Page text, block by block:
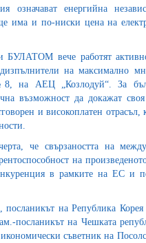
означават енергийна
има и по-ниски цена на
вече работят
на максимално
АЕЦ „Козлодуй“. За
възможност да докажат
и високоплатен отрасъл,
че свързаността на
на
в рамките на ЕС и
на Република
на Чешката
съветник на